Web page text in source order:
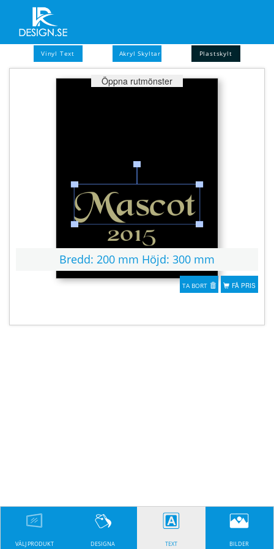
Vinyl Text Akryl Skyltar Plastskylt
TA BORT FÅ PRIS
Öppna rutmönster
Bredd: 200 mm Höjd: 300 mm
VÄLJ PRODUKT DESIGNA TEXT BILDER